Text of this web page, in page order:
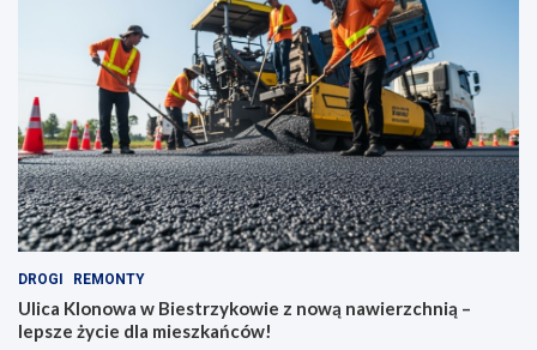
DROGI REMONTY
Ulica Klonowa w Biestrzykowie z nową nawierzchnią –
lepsze życie dla mieszkańców!